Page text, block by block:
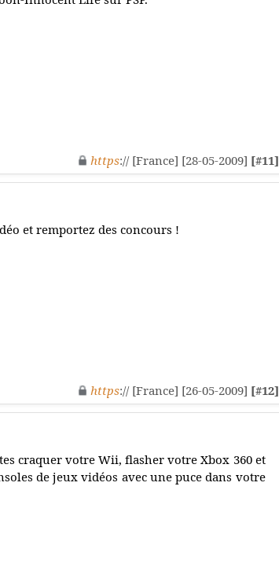
https:// [France] [28-05-2009] [#11]
et remportez des concours !
https:// [France] [26-05-2009] [#12]
craquer votre Wii, flasher votre Xbox 360 et
de jeux vidéos avec une puce dans votre